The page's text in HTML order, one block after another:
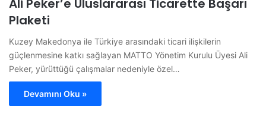
Ali Peker’e Uluslararası Ticarette Başarı
Plaketi
Kuzey Makedonya ile Türkiye arasındaki ticari ilişkilerin
güçlenmesine katkı sağlayan MATTO Yönetim Kurulu Üyesi Ali
Peker, yürüttüğü çalışmalar nedeniyle özel…
Devamını Oku »